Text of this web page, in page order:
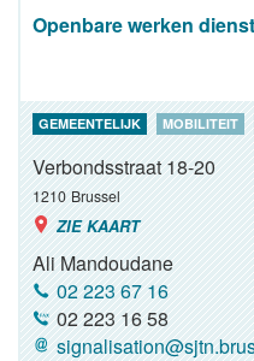
Openbare werken dienst
GEMEENTELIJK MOBILITEIT
Verbondsstraat 18-20
1210 Brussel
ZIE KAART
Ali Mandoudane
02 223 67 16
02 223 16 58